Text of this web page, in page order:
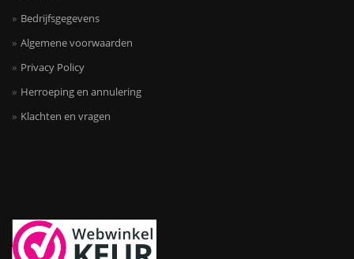
Bedrijfsgegevens
Algemene voorwaarden
Privacy Policy
Herroeping en annulering
Klachten en vragen